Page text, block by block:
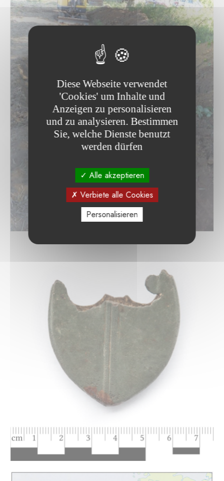
Diese Webseite verwendet
'Cookies' um Inhalte und
Anzeigen zu personalisieren
und zu analysieren. Bestimmen
Sie, welche Dienste benutzt
werden dürfen
Alle akzeptieren
Verbiete alle Cookies
Personalisieren